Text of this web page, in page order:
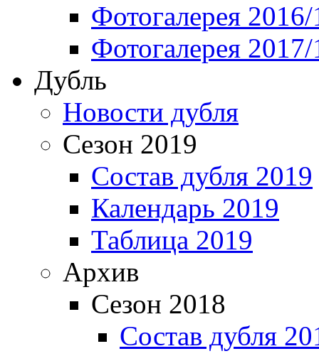
Фотогалерея
Фотогалерея
Дубль
Новости дубля
Сезон 2019
Состав дубля 2019
Календарь 2019
Таблица 2019
Архив
Сезон 2018
Состав дубля